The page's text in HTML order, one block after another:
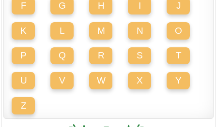
F G H I J
K L M N O
P Q R S T
U V W X Y
Z